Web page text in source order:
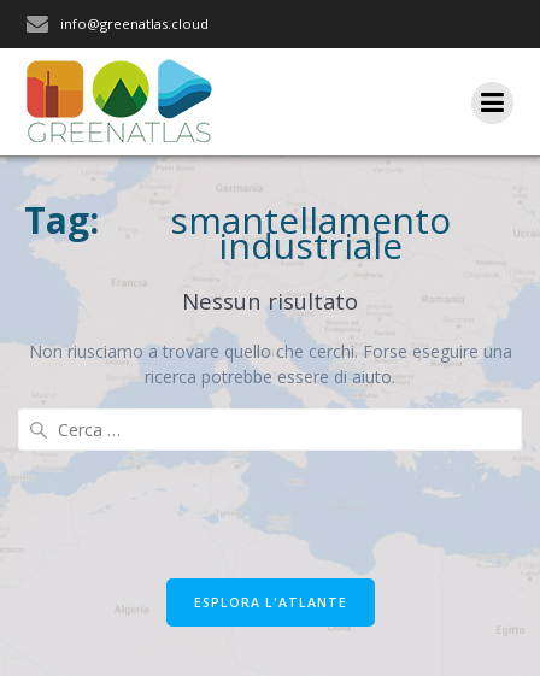
info@greenatlas.cloud
Tag: smantellamento
industriale
Nessun risultato
Non riusciamo a trovare quello che cerchi. Forse eseguire una
ricerca potrebbe essere di aiuto.
per:
ESPLORA L'ATLANTE